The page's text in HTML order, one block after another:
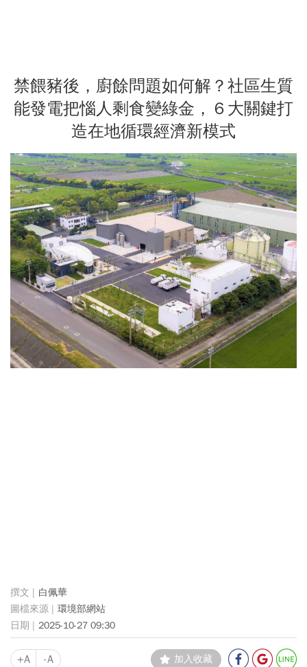
禁餵豬後，廚餘問題如何解？社區生質
能發電把惱人剩食變綠金，６大關鍵打
造在地循環經濟新模式
白佩華
環境部網站
2025-10-27 09:30
+A -A 加入收藏